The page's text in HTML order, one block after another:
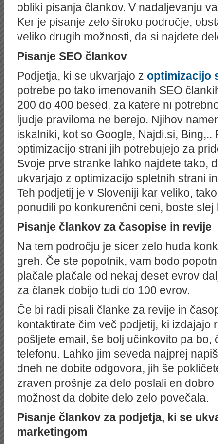
obliki pisanja člankov. V nadaljevanju
Ker je pisanje zelo široko področje,
veliko drugih možnosti, da si najdete
Pisanje SEO člankov
Podjetja, ki se ukvarjajo z optimizacijo
potrebe po tako imenovanih SEO
200 do 400 besed, za katere ni
ljudje praviloma ne berejo. Njihov
iskalniki, kot so Google, Najdi.si,
optimizacijo strani jih potrebujejo za
Svoje prve stranke lahko najdete tako,
ukvarjajo z optimizacijo spletnih strani
Teh podjetij je v Sloveniji kar veliko,
ponudili po konkurenčni ceni, boste
Pisanje člankov za časopise in revije
Na tem področju je sicer zelo huda
greh. Če ste popotnik, vam bodo
plačale plačale od nekaj deset evrov
za članek dobijo tudi do 100 evrov.
Če bi radi pisali članke za revije in
kontaktirate čim več podjetij, ki izdajajo
pošljete email, še bolj učinkovito pa bo,
telefonu. Lahko jim seveda najprej
dneh ne dobite odgovora, jih še
zraven prošnje za delo poslali en
možnost da dobite delo zelo povečala.
Pisanje člankov za podjetja, ki se
marketingom